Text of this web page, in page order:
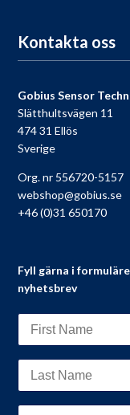
Kontakta oss
Gobius Sensor
Slätthultsvägen 11
474 31 Ellös
Sverige
Org. nr 556720-5157
webshop@gobius.se
+46 (0)31 650170
Fyll gärna i
nyhetsbrev